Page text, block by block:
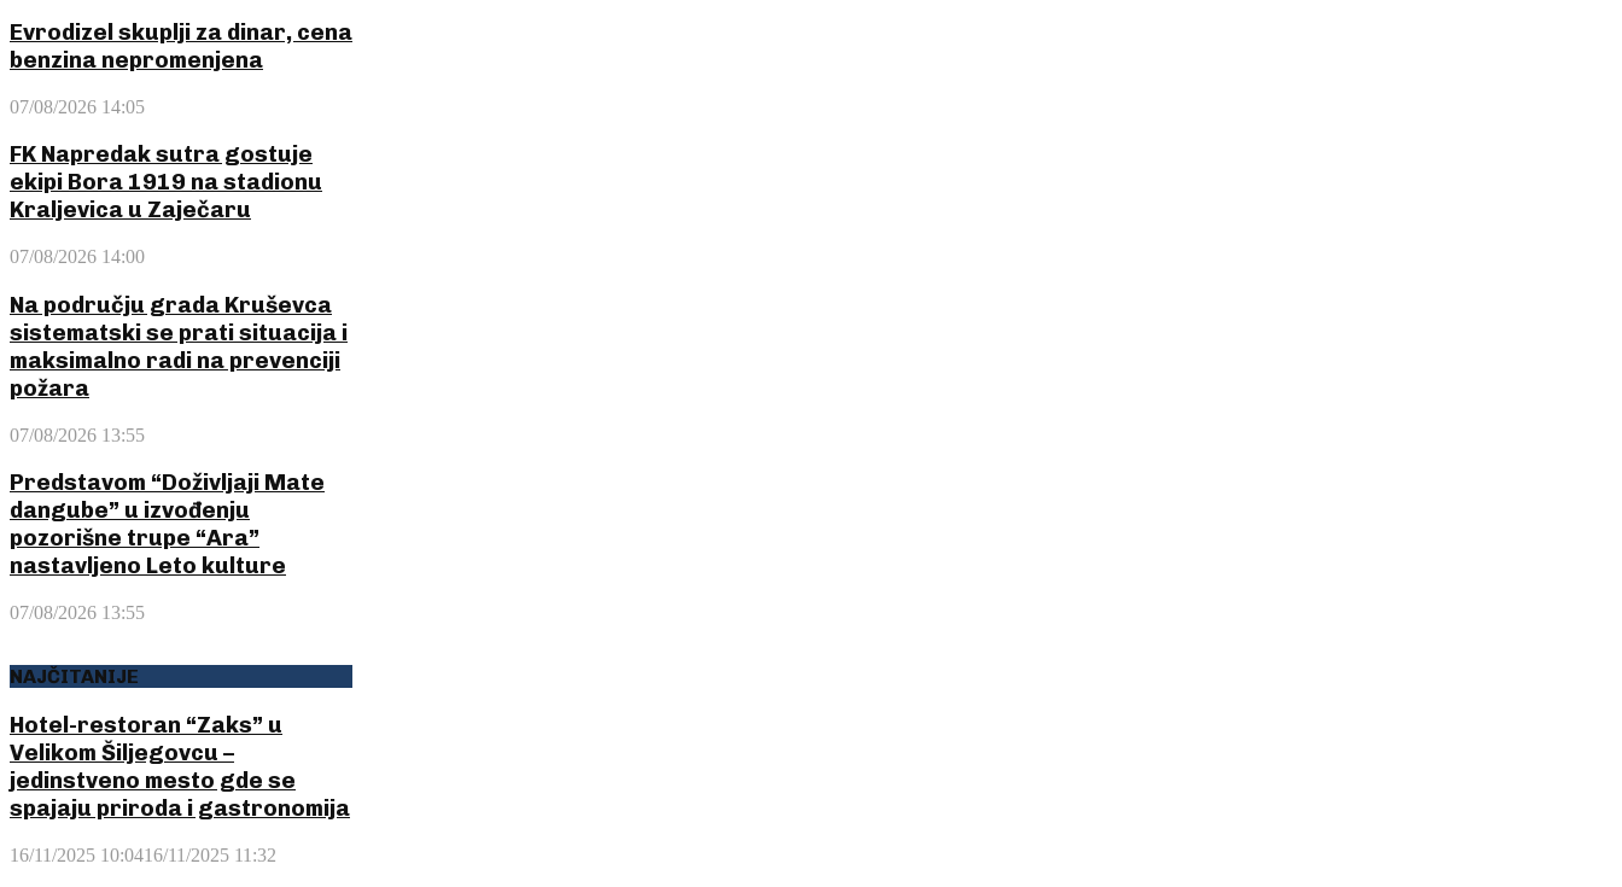
Evrodizel skuplji za dinar, cena
benzina nepromenjena
07/08/2026 14:05
FK Napredak sutra gostuje
ekipi Bora 1919 na stadionu
Kraljevica u Zaječaru
07/08/2026 14:00
Na području grada Kruševca
sistematski se prati situacija i
maksimalno radi na prevenciji
požara
07/08/2026 13:55
Predstavom “Doživljaji Mate
dangube” u izvođenju
pozorišne trupe “Ara”
nastavljeno Leto kulture
07/08/2026 13:55
NAJČITANIJE
Hotel-restoran “Zaks” u
Velikom Šiljegovcu –
jedinstveno mesto gde se
spajaju priroda i gastronomija
16/11/2025 10:0416/11/2025 11:32